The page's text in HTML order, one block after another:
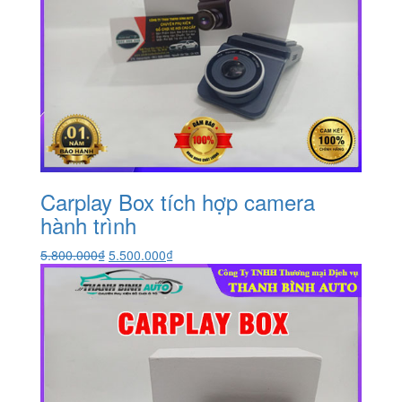
Carplay Box tích hợp camera
hành trình
5.800.000₫ Giá
gốc
là:
5.800.000₫.
5.500.000₫Giá
hiện
tại
là:
5.500.000₫.